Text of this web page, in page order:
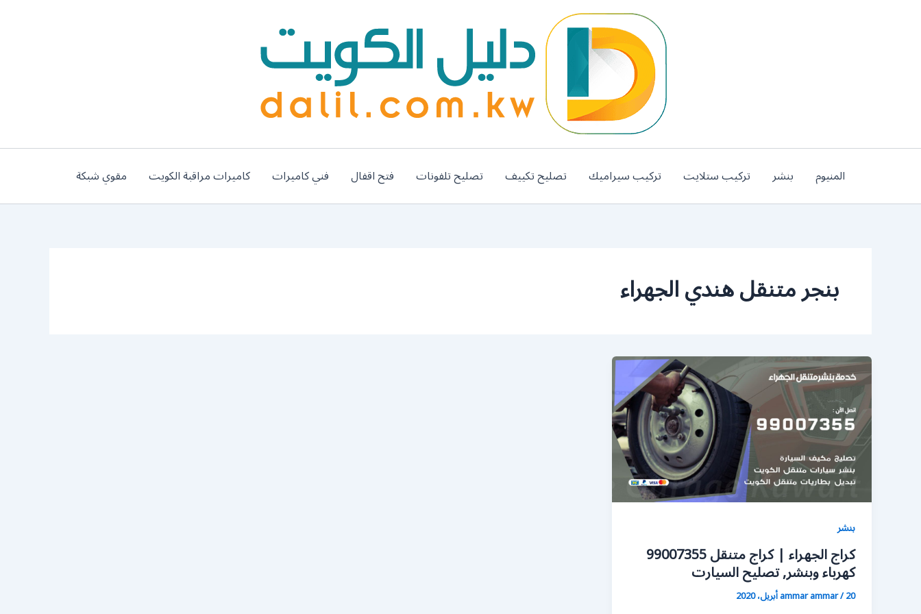
المنيوم بنشر تركيب ستلايت تركيب سيراميك تصليح تكييف تصليح تلفونات فتح اقفال فني كاميرات كاميرات مراقبة الكويت مقوي شبكة
بنجر متنقل هندي الجهراء
بنشر
كراج الجهراء | كراج متنقل 99007355
كهرباء وبنشر, تصليح السيارت
ammar ammar/20 أبريل، 2020